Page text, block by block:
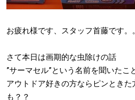
お疲れ様です、スタッフ首藤です。。
さて本日は画期的な虫除けの話
”サーマセル”という名前を聞いたこ
アウトドア好きの方ならピンとき
も？？